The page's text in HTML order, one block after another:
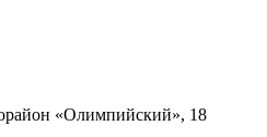
«Олимпийский», 18